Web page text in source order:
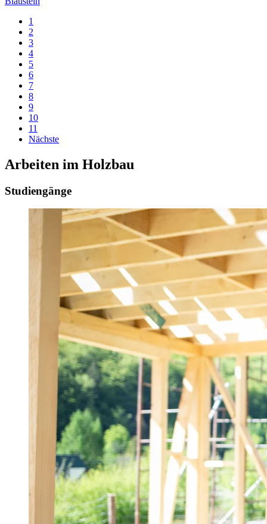
1
2
3
4
5
6
7
8
9
10
11
Nächste
Arbeiten im Holzbau
Studiengänge